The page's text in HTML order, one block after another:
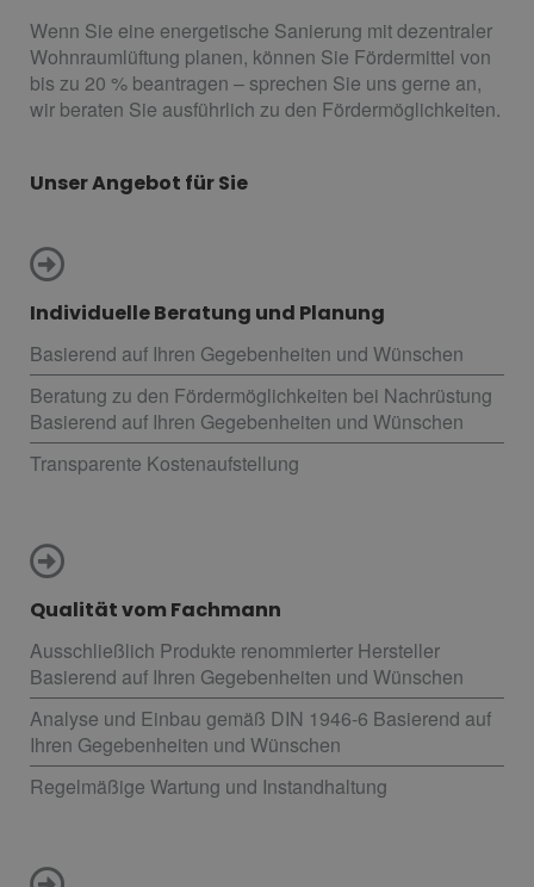
Wenn Sie eine energetische Sanierung mit dezentraler
Wohnraumlüftung planen, können Sie Fördermittel von
bis zu 20 % beantragen – sprechen Sie uns gerne an,
wir beraten Sie ausführlich zu den Fördermöglichkeiten.
Unser Angebot für Sie
Individuelle Beratung und Planung
Basierend auf Ihren Gegebenheiten und Wünschen
Beratung zu den Fördermöglichkeiten bei Nachrüstung
Basierend auf Ihren Gegebenheiten und Wünschen
Transparente Kostenaufstellung
Qualität vom Fachmann
Ausschließlich Produkte renommierter Hersteller
Basierend auf Ihren Gegebenheiten und Wünschen
Analyse und Einbau gemäß DIN 1946-6 Basierend auf
Ihren Gegebenheiten und Wünschen
Regelmäßige Wartung und Instandhaltung